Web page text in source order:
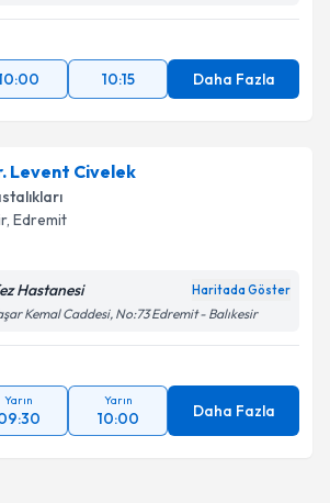
10:15 Daha Fazla
Levent Civelek
, Edremit
Hastanesi Haritada Göster
Kemal Caddesi, No:73 Edremit - Balıkesir
Yarın Yarın
10:00 Daha Fazla